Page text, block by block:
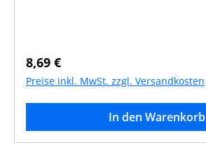
Regulärer Preis:
8,69 €
Preise inkl. MwSt. zzgl. Versandkosten
In den Warenkorb